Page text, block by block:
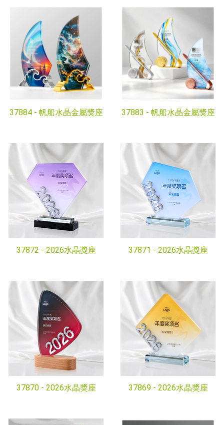
37884 - 帆船水晶金屬獎座 37883 - 帆船水晶金屬獎座
37872 - 2026水晶獎座 37871 - 2026水晶獎座
37870 - 2026水晶獎座 37869 - 2026水晶獎座